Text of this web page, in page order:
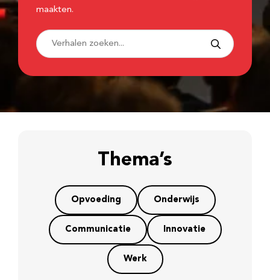
maakten.
Thema’s
Opvoeding Onderwijs
Communicatie Innovatie
Werk